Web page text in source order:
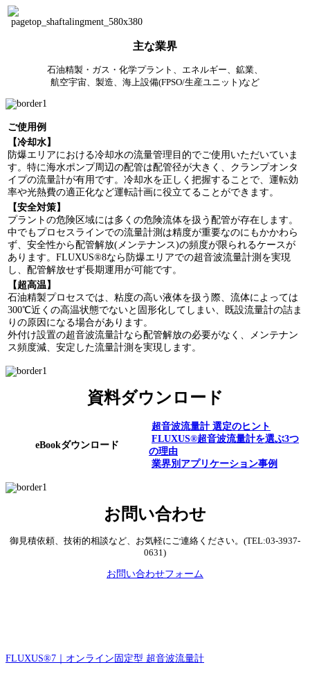
主な業界
石油精製・ガス・化学プラント、エネルギー、鉱業、
航空宇宙、製造、海上設備(FPSO/生産ユニット)など
ご使用例
【冷却水】
防爆エリアにおける冷却水の流量管理目的でご使用いただいていま
す。特に海水ポンプ周辺の配管は配管径が大きく、クランプオンタ
イプの流量計が有用です。冷却水を正しく把握することで、運転効
率や光熱費の適正化など運転計画に役立てることができます。
【安全対策】
プラントの危険区域には多くの危険流体を扱う配管が存在します。
中でもプロセスラインでの流量計測は精度が重要なのにもかかわら
ず、安全性から配管解放(メンテナンス)の頻度が限られるケースが
あります。FLUXUS®8なら防爆エリアでの超音波流量計測を実現
し、配管解放せず長期運用が可能です。
【超高温】
石油精製プロセスでは、粘度の高い液体を扱う際、流体によっては
300℃近くの高温状態でないと固形化してしまい、既設流量計の詰ま
りの原因になる場合があります。
外付け設置の超音波流量計なら配管解放の必要がなく、メンテナン
ス頻度減、安定した流量計測を実現します。
資料ダウンロード
eBookダウンロード
超音波流量計 選定のヒント
FLUXUS®超音波流量計を選ぶ3つ
の理由
業界別アプリケーション事例
お問い合わせ
御見積依頼、技術的相談など、お気軽にご連絡ください。(TEL:03-3937-
0631)
お問い合わせフォーム
FLUXUS®7｜オンライン固定型 超音波流量計​